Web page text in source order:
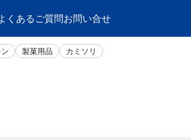
くあるご質問お問い合せ
製菓用品 カミソリ